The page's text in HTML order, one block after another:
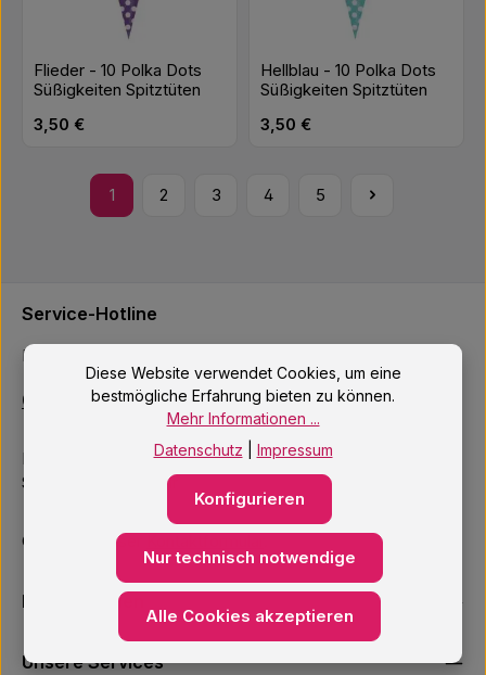
Flieder - 10 Polka Dots
Süßigkeiten Spitztüten
Regulärer Preis:
3,50 €
Hellblau - 10 Polka Dots
Süßigkeiten Spitztüten
Regulärer Preis:
3,50 €
Seite
1
Seite
2
Seite
3
Seite
4
Seite
5
Service-Hotline
Fragen? Einfach anrufen:
040 – 4222200
Mo–Fr: 10:00 – 18:00 Uhr
Sa: 09:00 – 14:00 Uhr
Oder über unser
Informationen
Unsere Services
Diese Website verwendet Cookies, um eine
bestmögliche Erfahrung bieten zu können.
Mehr Informationen ...
Datenschutz
Impressum
Nur technisch notwendige
Konfigurieren
Alle Cookies akzeptieren